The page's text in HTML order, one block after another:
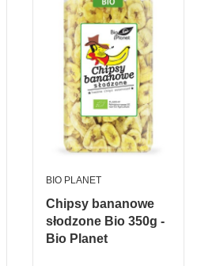
Chipsy bananowe
słodzone Bio 350g -
Bio Planet
PRODUCENT
BIO PLANET